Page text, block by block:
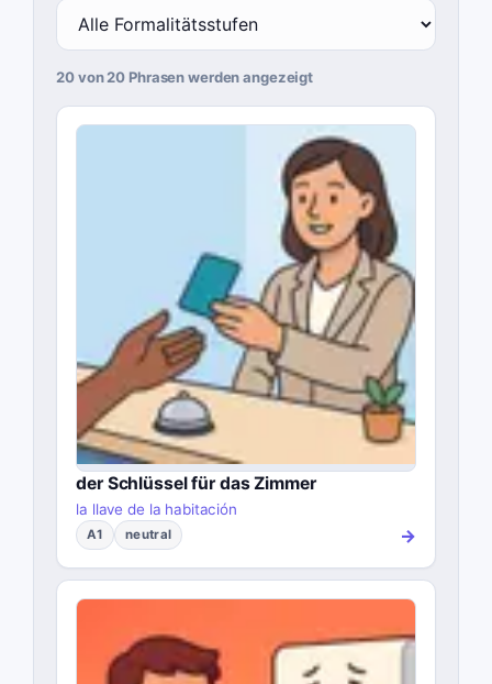
20 von 20 Phrasen werden angezeigt
der Schlüssel für das Zimmer
la llave de la habitación
A1 neutral →